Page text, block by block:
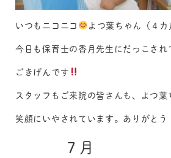
いつもニコニコ
よつ葉ちゃん（４カ
今日も保育士の香月先生にだっこされ
ごきげんです
スタッフもご来院の皆さんも、よつ葉
笑顔にいやされています。ありがとう
７月